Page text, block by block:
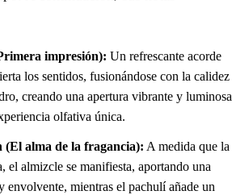
impresión): Un refrescante acorde
los sentidos, fusionándose con la calidez
creando una apertura vibrante y luminosa
olfativa única.
(El alma de la fragancia): A medida que la
el almizcle se manifiesta, aportando una
envolvente, mientras el pachulí añade un